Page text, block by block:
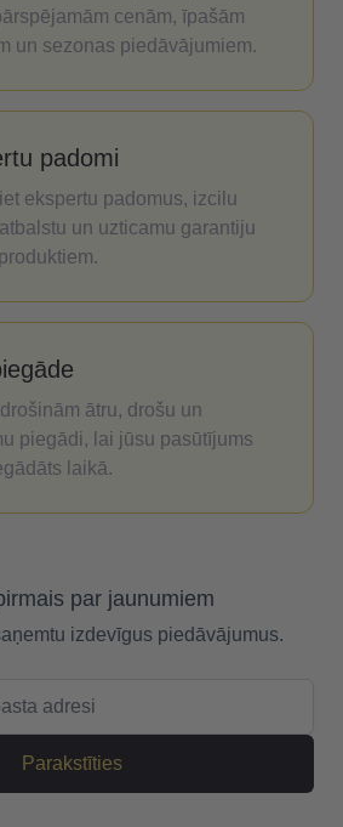
cenām, īpašām
un sezonas piedāvājumiem.
padomi
ekspertu padomus, izcilu
un uzticamu garantiju
ātru, drošu un
piegādi, lai jūsu pasūtījums
laikā.
par jaunumiem
izdevīgus piedāvājumus.
Parakstīties